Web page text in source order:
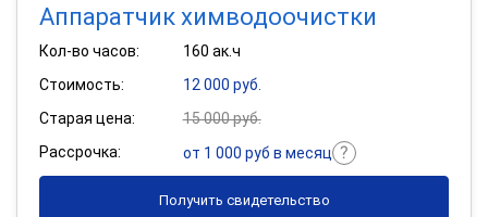
Аппаратчик химводоочистки
Кол-во часов:
160 ак.ч
Стоимость:
12 000 руб.
Старая цена:
15 000 руб.
Рассрочка:
от 1 000 руб в месяц
Получить свидетельство